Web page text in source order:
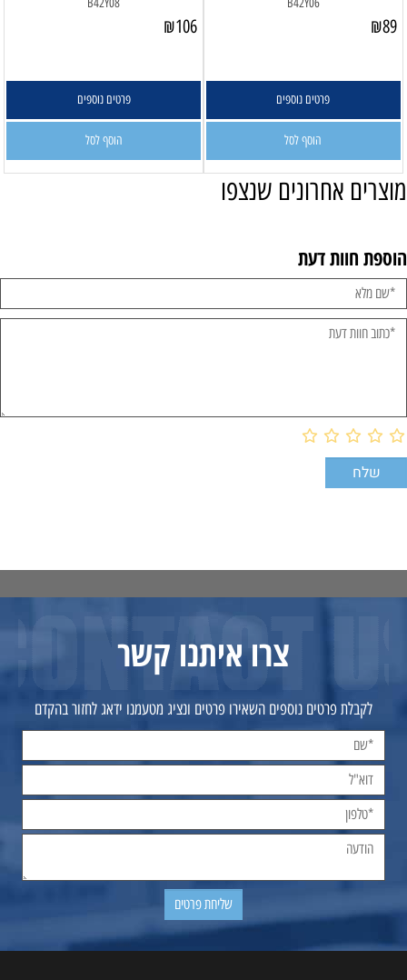
₪89
פרטים נוספים
הוסף לסל
₪106
פרטים נוספים
הוסף לסל
מוצרים אחרונים שנצפו
הוספת חוות דעת
צרו איתנו קשר
לקבלת פרטים נוספים השאירו פרטים ונציג מטעמנו ידאג לחזור בהקדם